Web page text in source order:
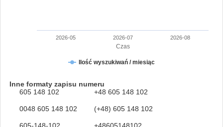
Czas
Ilość wyszukiwań / miesiąc
2026-05 2026-07 2026-08
Inne formaty zapisu numeru
605 148 102
+48 605 148 102
0048 605 148 102 (+48) 605 148 102